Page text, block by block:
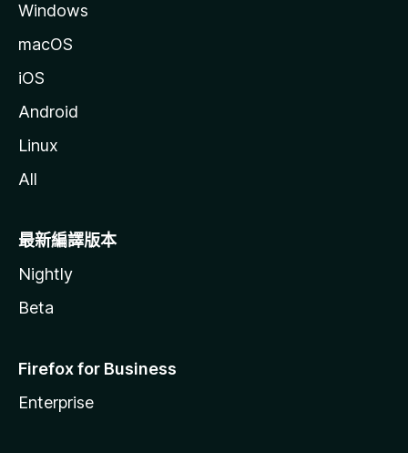
Windows
macOS
iOS
Android
Linux
All
最新編譯版本
Nightly
Beta
Firefox for Business
Enterprise